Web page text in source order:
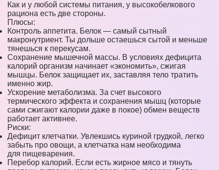
Как и у любой системы питания, у высокобелкового
рациона есть две стороны.
Плюсы:
Контроль аппетита. Белок — самый сытный
макронутриент. Ты дольше остаешься сытой и меньше
тянешься к перекусам.
Сохранение мышечной массы. В условиях дефицита
калорий организм начинает «экономить», сжигая
мышцы. Белок защищает их, заставляя тело тратить
именно жир.
Ускорение метаболизма. За счет высокого
термического эффекта и сохранения мышц (которые
сами сжигают калории даже в покое) обмен веществ
работает активнее.
Риски:
Дефицит клетчатки. Увлекшись куриной грудкой, легко
забыть про овощи, а клетчатка нам необходима
для пищеварения.
Перебор калорий. Если есть жирное мясо и тянуть